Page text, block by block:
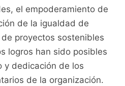
el empoderamiento de
de la igualdad de
proyectos sostenibles
logros han sido posibles
y dedicación de los
de la organización.